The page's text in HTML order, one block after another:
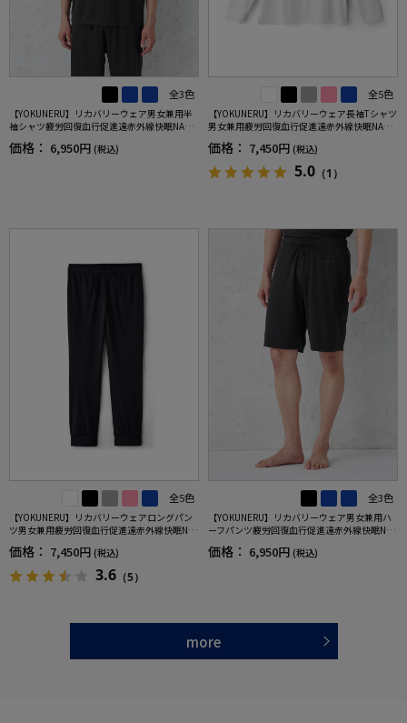
全3色
【YOKUNERU】リカバリーウェア男女兼用半
袖シャツ疲労回復血行促進遠赤外線快眠NANO
MIX(R)【一般医療機器】SS～LLサイズ
価格： 6,950円 (税込)
全5色
【YOKUNERU】リカバリーウェア長袖Tシャツ
男女兼用疲労回復血行促進遠赤外線快眠NANO
MIX(R)【一般医療機器】SS～LLサイズ
価格： 7,450円 (税込)
5.0 （1）
全5色
【YOKUNERU】リカバリーウェアロングパン
ツ男女兼用疲労回復血行促進遠赤外線快眠NA
NOMIX(R)【一般医療機器】SS～LLサイズ
価格： 7,450円 (税込)
3.6 （5）
全3色
【YOKUNERU】リカバリーウェア男女兼用ハ
ーフパンツ疲労回復血行促進遠赤外線快眠NA
NOMIX(R)【一般医療機器】SS～LLサイズ
価格： 6,950円 (税込)
more